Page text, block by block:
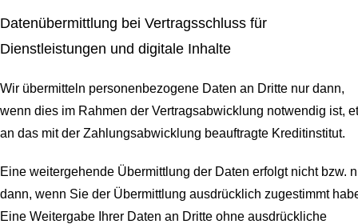
Daten­übermittlung bei Vertragsschluss für
Dienstleistungen und digitale Inhalte
Wir übermitteln personenbezogene Daten an Dritte nur dann,
wenn dies im Rahmen der Vertragsabwicklung notwendig ist,
an das mit der Zahlungsabwicklung beauftragte Kreditinstitut.
Eine weitergehende Übermittlung der Daten erfolgt nicht bzw.
dann, wenn Sie der Übermittlung ausdrücklich zugestimmt
Eine Weitergabe Ihrer Daten an Dritte ohne ausdrückliche